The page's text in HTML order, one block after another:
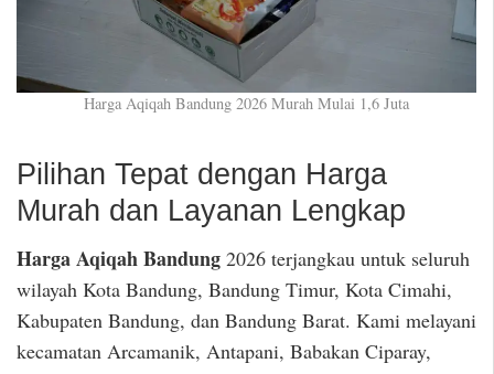
Harga Aqiqah Bandung 2026 Murah Mulai 1,6 Juta
Pilihan Tepat dengan Harga
Murah dan Layanan Lengkap
Harga Aqiqah Bandung 2026 terjangkau untuk seluruh
wilayah Kota Bandung, Bandung Timur, Kota Cimahi,
Kabupaten Bandung, dan Bandung Barat. Kami melayani
kecamatan Arcamanik, Antapani, Babakan Ciparay,